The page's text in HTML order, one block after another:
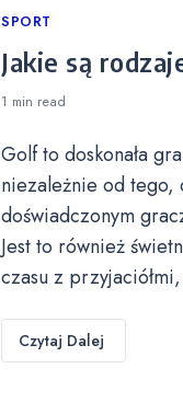
Categories
SPORT
Jakie są
1 min read
Golf to doskonała
niezależnie od tego,
doświadczonym
Jest to również
czasu z
Czytaj Dalej